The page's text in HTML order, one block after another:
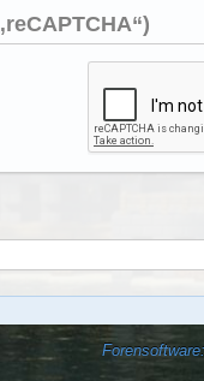
Forensoftware: